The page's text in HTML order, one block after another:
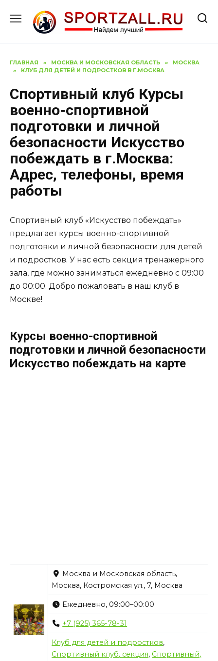
содержанию
ГЛАВНАЯ » МОСКВА И МОСКОВСКАЯ ОБЛАСТЬ »
МОСКВА
»
КЛУБ ДЛЯ ДЕТЕЙ И ПОДРОСТКОВ В Г.МОСКВА
Спортивный клуб Курсы
военно-спортивной
подготовки и личной
безопасности Искусство
побеждать в г.Москва:
Адрес, телефоны, время
работы
Спортивный клуб «Искусство побеждать»
предлагает курсы военно-спортивной
подготовки и личной безопасности для детей
и подростков. У нас есть секция тренажерного
зала, где можно заниматься ежедневно с 09:00
до 00:00. Добро пожаловать в наш клуб в
Москве!
Курсы военно-спортивной
подготовки и личной безопасности
Искусство побеждать на карте
Москва и Московская область,
Москва, Костромская ул., 7, Москва
Ежедневно, 09:00–00:00
+7 (925) 365-78-31
Клуб для детей и подростков,
Спортивный клуб, секция, Спортивный,